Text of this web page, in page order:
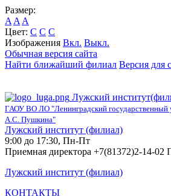
Размер:
A A A
Цвет: C C C
Изображения Вкл. Выкл.
Обычная версия сайта
Найти ближайший филиал Версия для
Лужский
ГАОУ ВО ЛО "Ленинградский государственный
А.С. Пушкина"
Лужский институт (филиал)
9:00 до 17:30, Пн-Пт
Приемная директора +7(81372)2-14-02
Лужский институт (филиал)
КОНТАКТЫ